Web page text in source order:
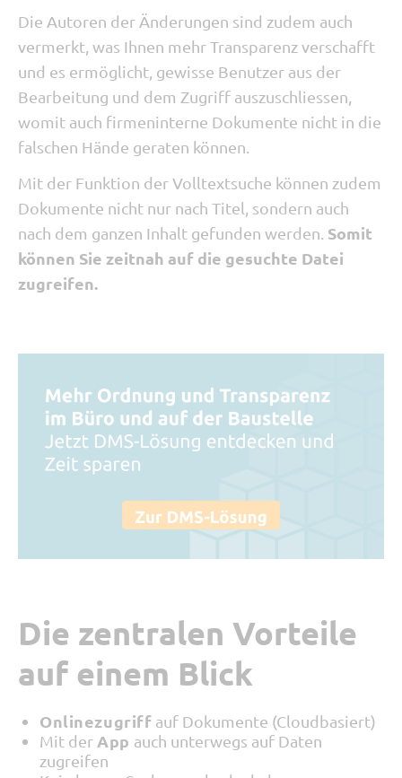
Die Autoren der Änderungen sind zudem auch
vermerkt, was Ihnen mehr Transparenz verschafft
und es ermöglicht, gewisse Benutzer aus der
Bearbeitung und dem Zugriff auszuschliessen,
womit auch firmeninterne Dokumente nicht in die
falschen Hände geraten können.
Mit der Funktion der Volltextsuche können zudem
Dokumente nicht nur nach Titel, sondern auch
nach dem ganzen Inhalt gefunden werden. Somit
können Sie zeitnah auf die gesuchte Datei
zugreifen.
Die zentralen Vorteile
auf einem Blick
Onlinezugriff auf Dokumente (Cloudbasiert)
Mit der App auch unterwegs auf Daten
zugreifen